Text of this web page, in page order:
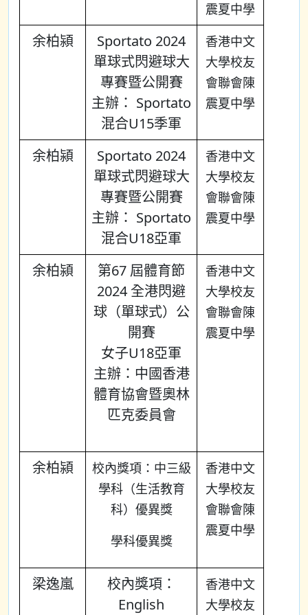
震夏中學
余柏潁
Sportato 2024
單球式閃避球大
專賽暨公開賽
主辦： Sportato
混合U15季軍
香港中文
大學校友
會聯會陳
震夏中學
余柏潁
Sportato 2024
單球式閃避球大
專賽暨公開賽
主辦： Sportato
混合U18亞軍
香港中文
大學校友
會聯會陳
震夏中學
余柏潁
第67 屆體育節
2024 全港閃避
球（單球式）公
開賽
女子U18亞軍
主辦：中國香港
體育協會暨奧林
匹克委員會
香港中文
大學校友
會聯會陳
震夏中學
余柏潁
校內獎項：中三級
學科（生活教育
科）優異獎
學科優異獎
香港中文
大學校友
會聯會陳
震夏中學
梁逸嵐
校內獎項：
English
香港中文
大學校友